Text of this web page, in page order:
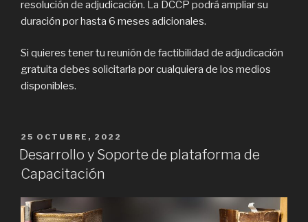
resolución de adjudicación. La DCCP podrá ampliar su
duración por hasta 6 meses adicionales.
Si quieres tener tu reunión de factibilidad de adjudicación
gratuita debes solicitarla por cualquiera de los medios
disponibles.
PUBLICADO
EN
25 OCTUBRE, 2022
Desarrollo y Soporte de plataforma de
Capacitación